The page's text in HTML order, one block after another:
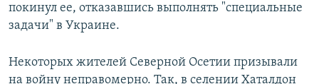
покинул ее, отказавшись выполнять "специальные
задачи" в Украине.
Некоторых жителей Северной Осетии призывали
на войну неправомерно. Так, в селении Хаталдон